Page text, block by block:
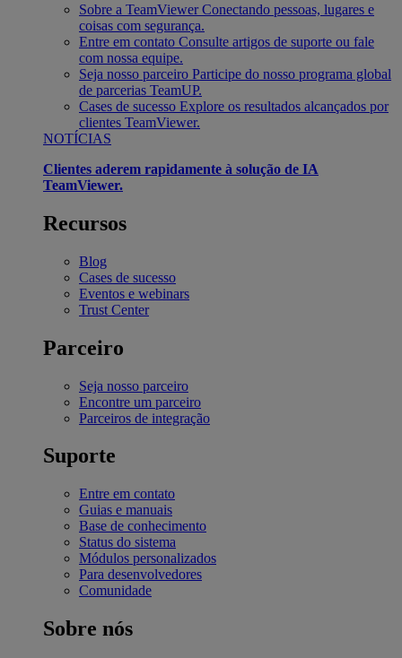
Sobre a TeamViewer Conectando pessoas, lugares e
coisas com segurança.
Entre em contato Consulte artigos de suporte ou fale
com nossa equipe.
Seja nosso parceiro Participe do nosso programa global
de parcerias TeamUP.
Cases de sucesso Explore os resultados alcançados por
clientes TeamViewer.
NOTÍCIAS
Clientes aderem rapidamente à solução de IA
TeamViewer.
Recursos
Blog
Cases de sucesso
Eventos e webinars
Trust Center
Parceiro
Seja nosso parceiro
Encontre um parceiro
Parceiros de integração
Suporte
Entre em contato
Guias e manuais
Base de conhecimento
Status do sistema
Módulos personalizados
Para desenvolvedores
Comunidade
Sobre nós